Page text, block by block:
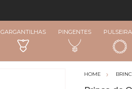
GARGANTILHAS PINGENTES